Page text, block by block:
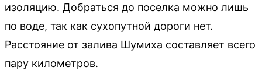
изоляцию. Добраться до поселка можно лишь
по воде, так как сухопутной дороги нет.
Расстояние от залива Шумиха составляет всего
пару километров.